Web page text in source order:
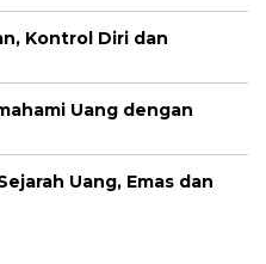
Kontrol Diri dan
Uang dengan
Uang, Emas dan